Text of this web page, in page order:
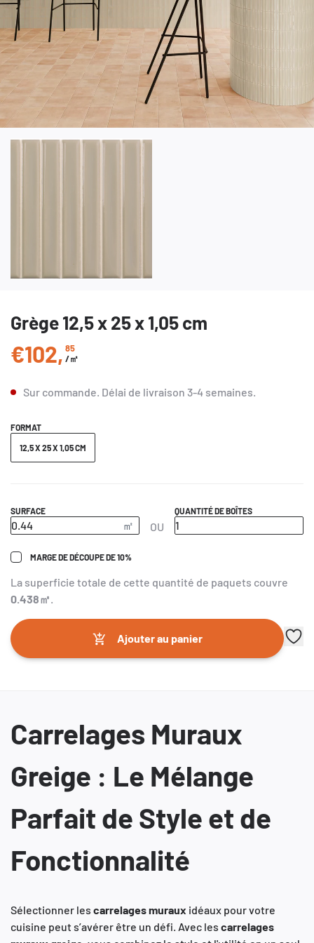
Grège 12,5 x 25 x 1,05 cm
Prix régulier
€102, 85
/㎡
Sur commande. Délai de livraison 3-4 semaines
FORMAT
12,5 X 25 X 1,05 CM
SURFACE
OU
QUANTITÉ DE BOÎTES
MARGE DE DÉCOUPE DE 10%
La superficie totale de cette quantité de paquets couvre
0.438㎡
Ajouter au panier
Carrelages Muraux
Greige : Le Mélange
Parfait de Style et de
Fonctionnalité
Sélectionner les carrelagesmuraux idéaux pour votre
cuisine peut s’avérer être un défi. Avec les carrelages